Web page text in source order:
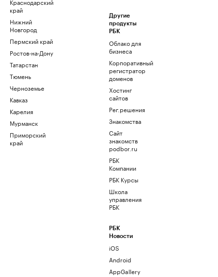
край
Нижний
Новгород
Пермский край
Ростов-на-Дону
Татарстан
Тюмень
Черноземье
Кавказ
Карелия
Мурманск
Приморский
край
Другие
продукты
РБК
Облако для
бизнеса
Корпоративный
регистратор
доменов
Хостинг
сайтов
Рег.решения
Знакомства
Сайт
знакомств
podbor.ru
РБК
Компании
РБК Курсы
Школа
управления
РБК
РБК
Новости
iOS
Android
AppGallery